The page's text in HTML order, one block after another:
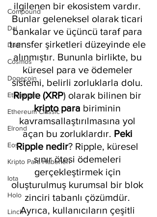
Compound
Dai
Dash
Cosmos
Dogecoin
Ethereum
Ethereum Classic
Elrond
Eos
Kripto Para Haberleri
Iota
Holo
Linch
ilgilenen bir ekosistem vardır.
Bunlar geleneksel olarak ticari
bankalar ve üçüncü taraf para
transfer şirketleri düzeyinde ele
alınmıştır. Bununla birlikte, bu
küresel para ve ödemeler
sistemi, belirli zorluklarla dolu.
Ripple (XRP) olarak bilinen bir
kripto para biriminin
kavramsallaştırılmasına yol
açan bu zorluklardır. Peki
Ripple nedir? Ripple, küresel
sınır ötesi ödemeleri
gerçekleştirmek için
oluşturulmuş kurumsal bir blok
zinciri tabanlı çözümdür.
Ayrıca, kullanıcıların çeşitli